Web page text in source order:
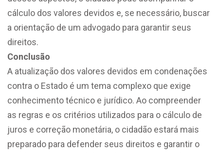
cálculo dos valores devidos e, se necessário, buscar
a orientação de um advogado para garantir seus
direitos.
Conclusão
A atualização dos valores devidos em condenações
contra o Estado é um tema complexo que exige
conhecimento técnico e jurídico. Ao compreender
as regras e os critérios utilizados para o cálculo de
juros e correção monetária, o cidadão estará mais
preparado para defender seus direitos e garantir o